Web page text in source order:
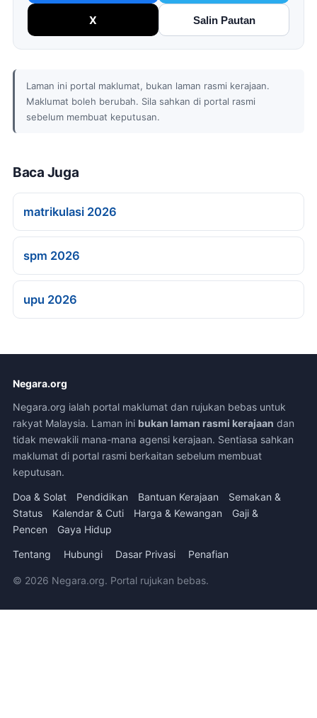
X Salin Pautan
Laman ini portal maklumat, bukan laman rasmi kerajaan.
Maklumat boleh berubah. Sila sahkan di portal rasmi
sebelum membuat keputusan.
Baca Juga
matrikulasi 2026
spm 2026
upu 2026
Negara.org
Negara.org ialah portal maklumat dan rujukan bebas untuk
rakyat Malaysia. Laman ini bukan laman rasmi kerajaan dan
tidak mewakili mana-mana agensi kerajaan. Sentiasa sahkan
maklumat di portal rasmi berkaitan sebelum membuat
keputusan.
Doa & Solat Pendidikan Bantuan Kerajaan
Semakan &
Status
Kalendar & Cuti Harga & Kewangan
Gaji &
Pencen
Gaya Hidup
Tentang Hubungi Dasar Privasi Penafian
© 2026 Negara.org. Portal rujukan bebas.